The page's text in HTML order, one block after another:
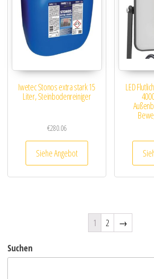
Iwetec Stonos extra stark 15
Liter, Steinbodenreiniger
€280.06
Siehe Angebot
LED
1 2 →
Suchen